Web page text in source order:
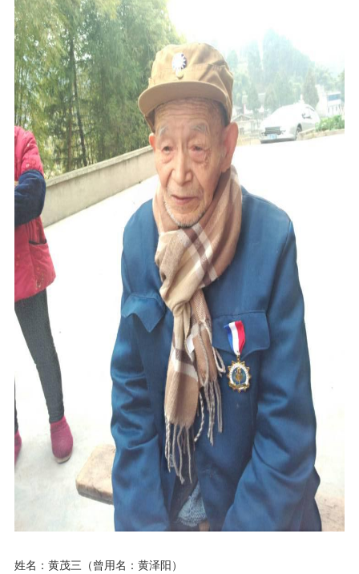
姓名：黄茂三（曾用名：黄泽阳）